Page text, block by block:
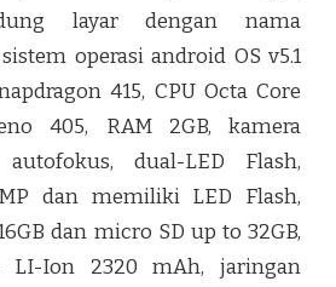
layar dengan nama
operasi android OS v5.1
415, CPU Octa Core
405, RAM 2GB, kamera
autofokus, dual-LED Flash,
dan memiliki LED Flash,
dan micro SD up to 32GB,
LI-Ion 2320 mAh, jaringan